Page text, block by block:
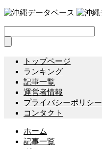
トップページ
ランキング
記事一覧
運営者情報
プライバシーポリシー
コンタクト
ホーム
記事一覧